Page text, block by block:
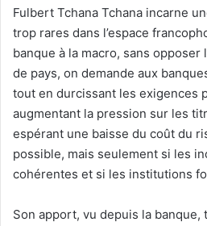
Fulbert Tchana Tchana incarne
trop rares dans l’espace
banque à la macro, sans
de pays, on demande aux
tout en durcissant les exigences
augmentant la pression sur les
espérant une baisse du coût du
possible, mais seulement si les
cohérentes et si les institutions
Son apport, vu depuis la banque,